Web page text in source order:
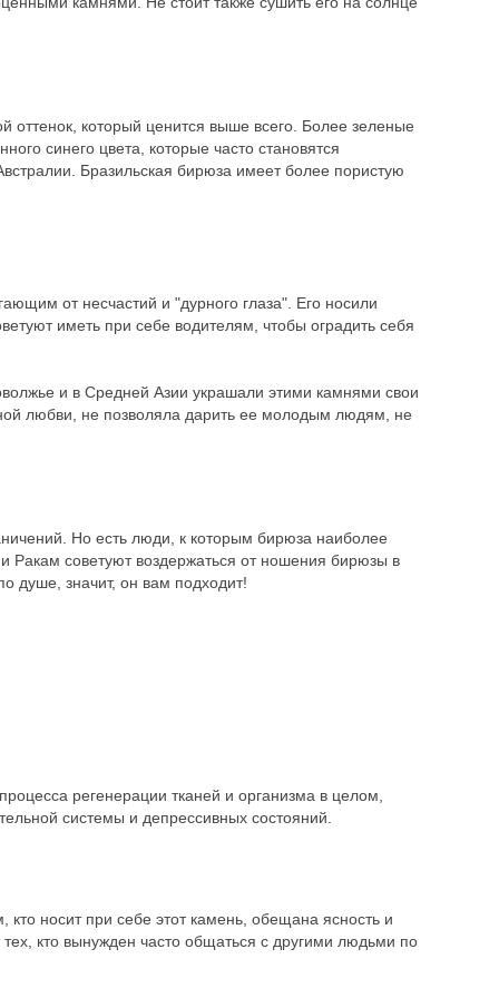
который ценится выше всего. Более зеленые
синего цвета, которые часто становятся
Бразильская бирюза имеет более пористую
от несчастий и "дурного глаза". Его носили
иметь при себе водителям, чтобы оградить себя
и в Средней Азии украшали этими камнями свои
любви, не позволяла дарить ее молодым людям, не
Но есть люди, к которым бирюза наиболее
Ракам советуют воздержаться от ношения бирюзы в
душе, значит, он вам подходит!
регенерации тканей и организма в целом,
системы и депрессивных состояний.
кто носит при себе этот камень, обещана ясность и
кто вынужден часто общаться с другими людьми по